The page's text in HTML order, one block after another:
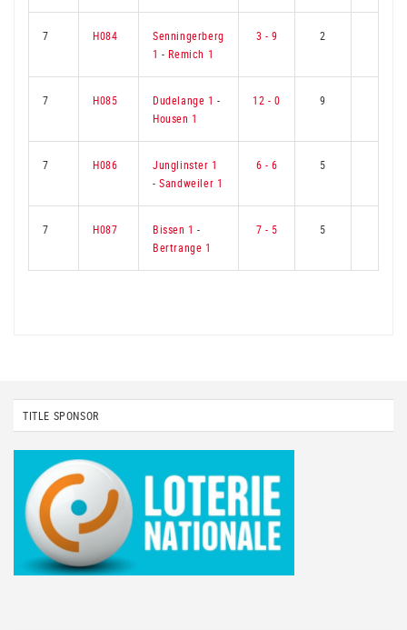
7 H084
Senningerberg
1 - Remich 1
3 - 9 2
7 H085 Dudelange 1 -
Housen 1
12 - 0 9
7 H086
Junglinster 1
-Sandweiler 1
6 - 6 5
7 H087 Bissen 1 -
Bertrange 1
7 - 5 5
TITLE SPONSOR